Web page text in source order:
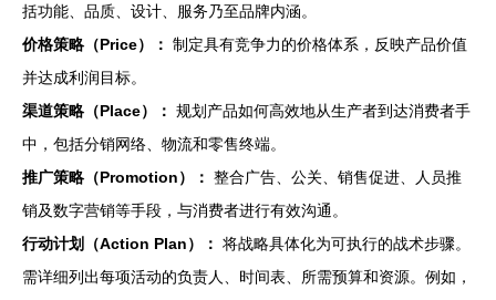
括功能、品质、设计、服务乃至品牌内涵。
价格策略（Price）： 制定具有竞争力的价格体系，反映产品价值
并达成利润目标。
渠道策略（Place）： 规划产品如何高效地从生产者到达消费者手
中，包括分销网络、物流和零售终端。
推广策略（Promotion）： 整合广告、公关、销售促进、人员推
销及数字营销等手段，与消费者进行有效沟通。
行动计划（Action Plan）： 将战略具体化为可执行的战术步骤。
需详细列出每项活动的负责人、时间表、所需预算和资源。例如，